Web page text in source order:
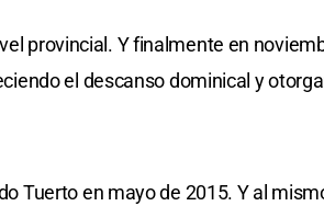
provincial. Y finalmente en
el descanso dominical y
Tuerto en mayo de 2015. Y al